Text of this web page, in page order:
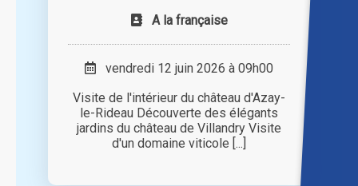
A la française
vendredi 12 juin 2026 à 09h00
Visite de l'intérieur du château d'Azay-
le-Rideau Découverte des élégants
jardins du château de Villandry Visite
d'un domaine viticole [...]